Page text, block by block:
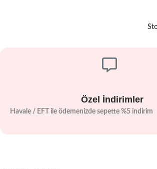
Özel İndirimler
Havale / EFT ile ödemenizde sepette %5 indirim